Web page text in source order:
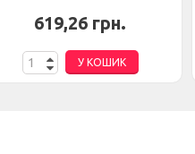
619,26 грн.
У КОШИК